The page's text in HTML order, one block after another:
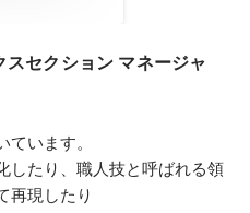
セクション マネージャ
います。
したり、職人技と呼ばれる領
再現したり